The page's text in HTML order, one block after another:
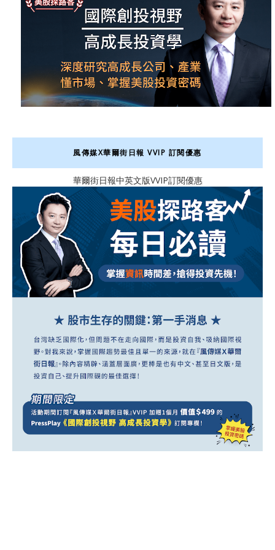
風傳媒X華爾街日報 VVIP 訂閱優惠
華爾街日報中英文版VVIP訂閱優惠